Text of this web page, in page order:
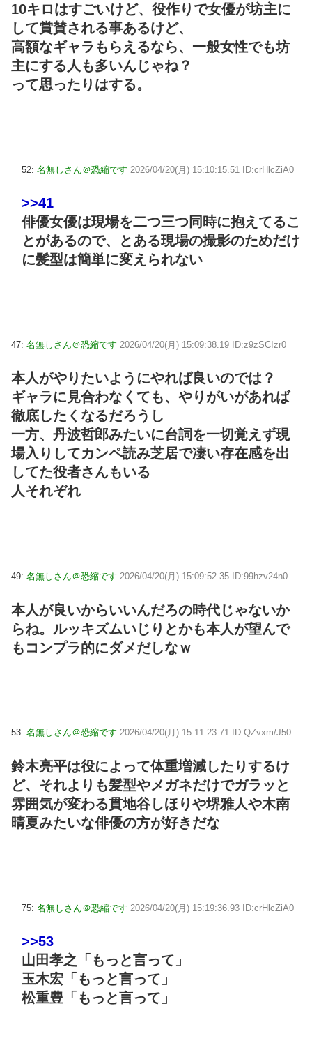
10キロはすごいけど、役作りで女優が坊主に
して賞賛される事あるけど、
高額なギャラもらえるなら、一般女性でも坊
主にする人も多いんじゃね？
って思ったりはする。
52: 名無しさん＠恐縮です 2026/04/20(月) 15:10:15.51 ID:crHlcZiA0
>>41
俳優女優は現場を二つ三つ同時に抱えてるこ
とがあるので、とある現場の撮影のためだけ
に髪型は簡単に変えられない
47: 名無しさん＠恐縮です 2026/04/20(月) 15:09:38.19 ID:z9zSCIzr0
本人がやりたいようにやれば良いのでは？
ギャラに見合わなくても、やりがいがあれば
徹底したくなるだろうし
一方、丹波哲郎みたいに台詞を一切覚えず現
場入りしてカンペ読み芝居で凄い存在感を出
してた役者さんもいる
人それぞれ
49: 名無しさん＠恐縮です 2026/04/20(月) 15:09:52.35 ID:99hzv24n0
本人が良いからいいんだろの時代じゃないか
らね。ルッキズムいじりとかも本人が望んで
もコンプラ的にダメだしなｗ
53: 名無しさん＠恐縮です 2026/04/20(月) 15:11:23.71 ID:QZvxm/J50
鈴木亮平は役によって体重増減したりするけ
ど、それよりも髪型やメガネだけでガラッと
雰囲気が変わる貫地谷しほりや堺雅人や木南
晴夏みたいな俳優の方が好きだな
75: 名無しさん＠恐縮です 2026/04/20(月) 15:19:36.93 ID:crHlcZiA0
>>53
山田孝之「もっと言って」
玉木宏「もっと言って」
松重豊「もっと言って」